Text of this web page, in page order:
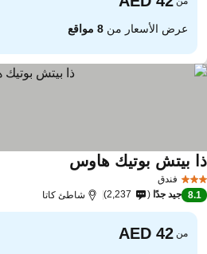
عرض الأسعار من8 مواقع
فندق
بيتش بوتيك هاوسمشاهدة الأسعار
8.1 جيد جدًا 2,237 شاطئ كاتا
من